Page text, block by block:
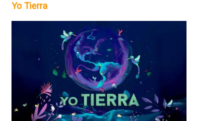
Yo Tierra